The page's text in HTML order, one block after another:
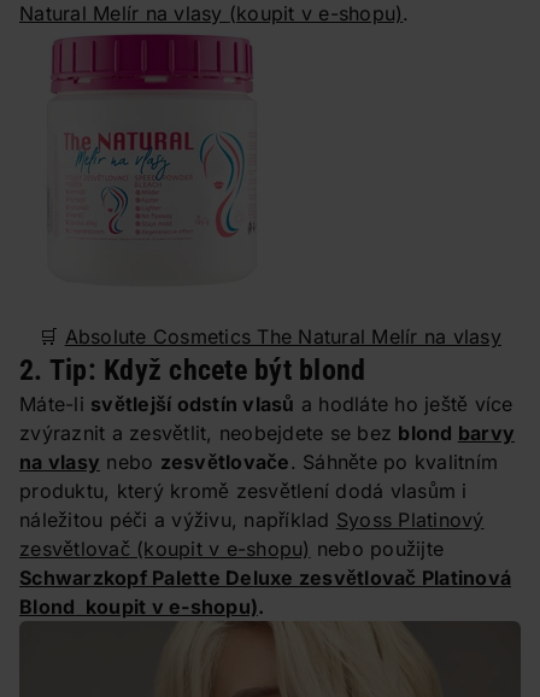
Natural Melír na vlasy (koupit v e-shopu).
🛒 Absolute Cosmetics The Natural Melír na vlasy
2. Tip: Když chcete být blond
Máte-li světlejší odstín vlasů a hodláte ho ještě více
zvýraznit a zesvětlit, neobejdete se bez blond barvy
na vlasy nebo zesvětlovače. Sáhněte po kvalitním
produktu, který kromě zesvětlení dodá vlasům i
náležitou péči a výživu, například Syoss Platinový
zesvětlovač (koupit v e-shopu) nebo použijte
Schwarzkopf Palette Deluxe zesvětlovač Platinová
Blond koupit v e-shopu).